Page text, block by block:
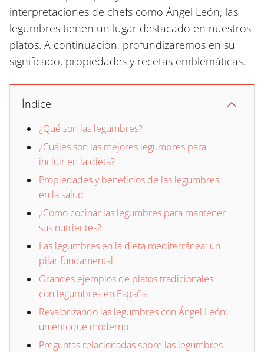
interpretaciones de chefs como Ángel León, las
legumbres tienen un lugar destacado en nuestros
platos. A continuación, profundizaremos en su
significado, propiedades y recetas emblemáticas.
Índice
¿Qué son las legumbres?
¿Cuáles son las mejores legumbres para
incluir en la dieta?
Propiedades y beneficios de las legumbres
en la salud
¿Cómo cocinar las legumbres para mantener
sus nutrientes?
Las legumbres en la dieta mediterránea: un
pilar fundamental
Grandes ejemplos de platos tradicionales
con legumbres en España
Revalorizando las legumbres con Ángel León:
un enfoque moderno
Preguntas relacionadas sobre las legumbres